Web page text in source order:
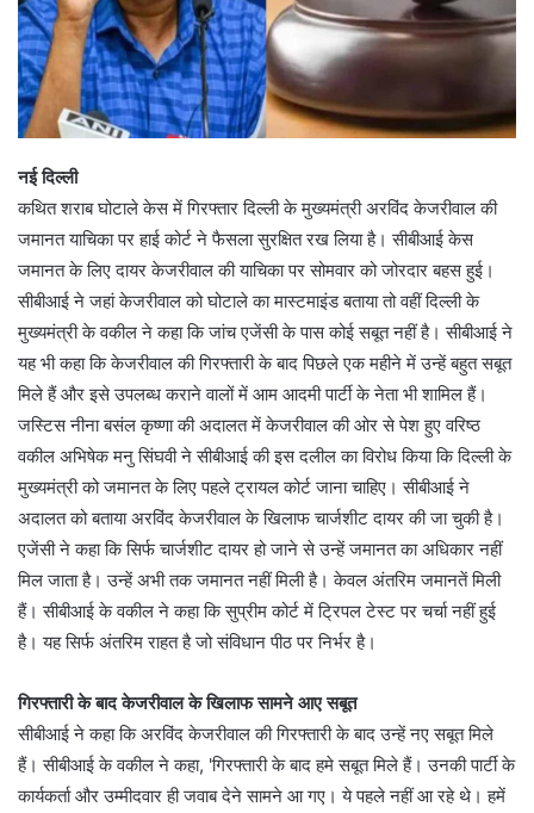
नई दिल्ली
कथित शराब घोटाले केस में गिरफ्तार दिल्ली के मुख्यमंत्री अरविंद केजरीवाल की
जमानत याचिका पर हाई कोर्ट ने फैसला सुरक्षित रख लिया है। सीबीआई केस
जमानत के लिए दायर केजरीवाल की याचिका पर सोमवार को जोरदार बहस हुई।
सीबीआई ने जहां केजरीवाल को घोटाले का मास्टमाइंड बताया तो वहीं दिल्ली के
मुख्यमंत्री के वकील ने कहा कि जांच एजेंसी के पास कोई सबूत नहीं है। सीबीआई ने
यह भी कहा कि केजरीवाल की गिरफ्तारी के बाद पिछले एक महीने में उन्हें बहुत सबूत
मिले हैं और इसे उपलब्ध कराने वालों में आम आदमी पार्टी के नेता भी शामिल हैं।
जस्टिस नीना बसंल कृष्णा की अदालत में केजरीवाल की ओर से पेश हुए वरिष्ठ
वकील अभिषेक मनु सिंघवी ने सीबीआई की इस दलील का विरोध किया कि दिल्ली के
मुख्यमंत्री को जमानत के लिए पहले ट्रायल कोर्ट जाना चाहिए। सीबीआई ने
अदालत को बताया अरविंद केजरीवाल के खिलाफ चार्जशीट दायर की जा चुकी है।
एजेंसी ने कहा कि सिर्फ चार्जशीट दायर हो जाने से उन्हें जमानत का अधिकार नहीं
मिल जाता है। उन्हें अभी तक जमानत नहीं मिली है। केवल अंतरिम जमानतें मिली
हैं। सीबीआई के वकील ने कहा कि सुप्रीम कोर्ट में ट्रिपल टेस्ट पर चर्चा नहीं हुई
है। यह सिर्फ अंतरिम राहत है जो संविधान पीठ पर निर्भर है।
गिरफ्तारी के बाद केजरीवाल के खिलाफ सामने आए सबूत
सीबीआई ने कहा कि अरविंद केजरीवाल की गिरफ्तारी के बाद उन्हें नए सबूत मिले
हैं। सीबीआई के वकील ने कहा, 'गिरफ्तारी के बाद हमे सबूत मिले हैं। उनकी पार्टी के
कार्यकर्ता और उम्मीदवार ही जवाब देने सामने आ गए। ये पहले नहीं आ रहे थे। हमें